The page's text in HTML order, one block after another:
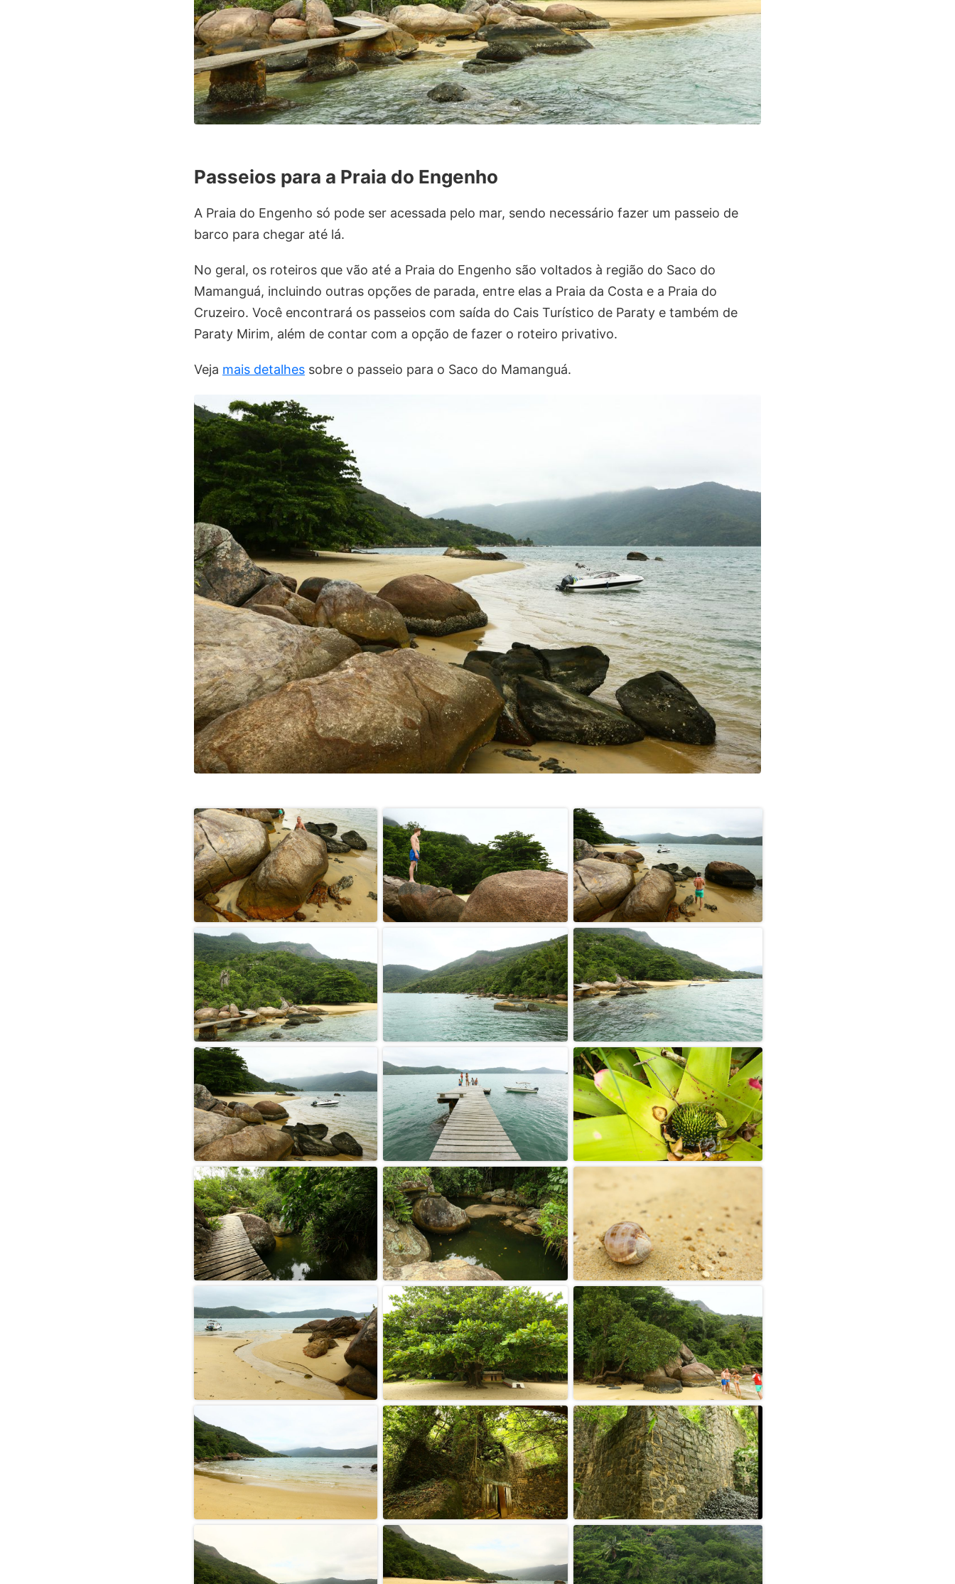
Passeios para a Praia do Engenho
A Praia do Engenho só pode ser acessada pelo mar, sendo necessário fazer um passeio de
barco para chegar até lá.
No geral, os roteiros que vão até a Praia do Engenho são voltados à região do Saco do
Mamanguá, incluindo outras opções de parada, entre elas a Praia da Costa e a Praia do
Cruzeiro. Você encontrará os passeios com saída do Cais Turístico de Paraty e também de
Paraty Mirim, além de contar com a opção de fazer o roteiro privativo.
Veja mais detalhes sobre o passeio para o Saco do Mamanguá.